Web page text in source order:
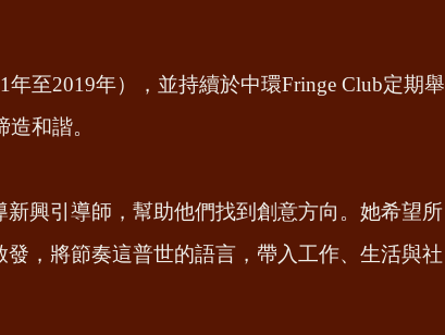
至2019年），並持續於中環Fringe Club定期舉
和諧。
興引導師，幫助他們找到創意方向。她希望所
，將節奏這普世的語言，帶入工作、生活與社